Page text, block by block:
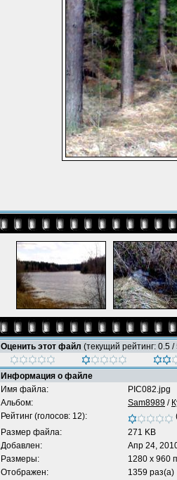
Оценить этот файл (текущий рейтинг: 0.5 /
Информация о файле
Имя файла:
PIC082.jpg
Альбом:
Sam8989 /
Рейтинг (голосов: 12):
Размер файла:
271 KB
Добавлен:
Апр 24,
Размеры:
1280 x 960
Отображен:
1359 раз(а)